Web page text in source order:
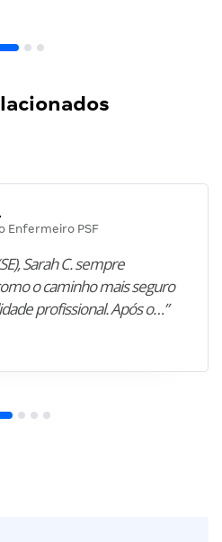
Enfermeiro PSF
Sarah C. sempre
o caminho mais seguro
profissional. Após o…”